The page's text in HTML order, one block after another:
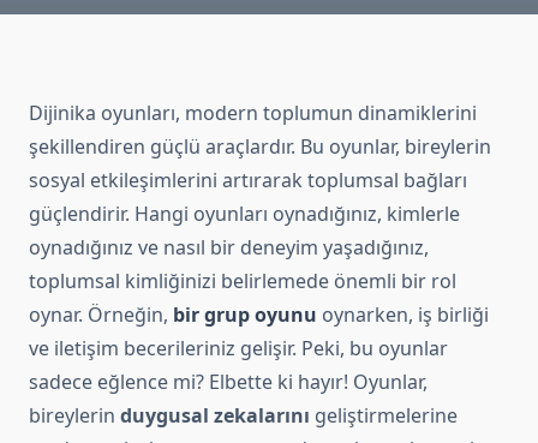
Dijinika oyunları, modern toplumun dinamiklerini
şekillendiren güçlü araçlardır. Bu oyunlar, bireylerin
sosyal etkileşimlerini artırarak toplumsal bağları
güçlendirir. Hangi oyunları oynadığınız, kimlerle
oynadığınız ve nasıl bir deneyim yaşadığınız,
toplumsal kimliğinizi belirlemede önemli bir rol
oynar. Örneğin, bir grup oyunu oynarken, iş birliği
ve iletişim becerileriniz gelişir. Peki, bu oyunlar
sadece eğlence mi? Elbette ki hayır! Oyunlar,
bireylerin duygusal zekalarını geliştirmelerine